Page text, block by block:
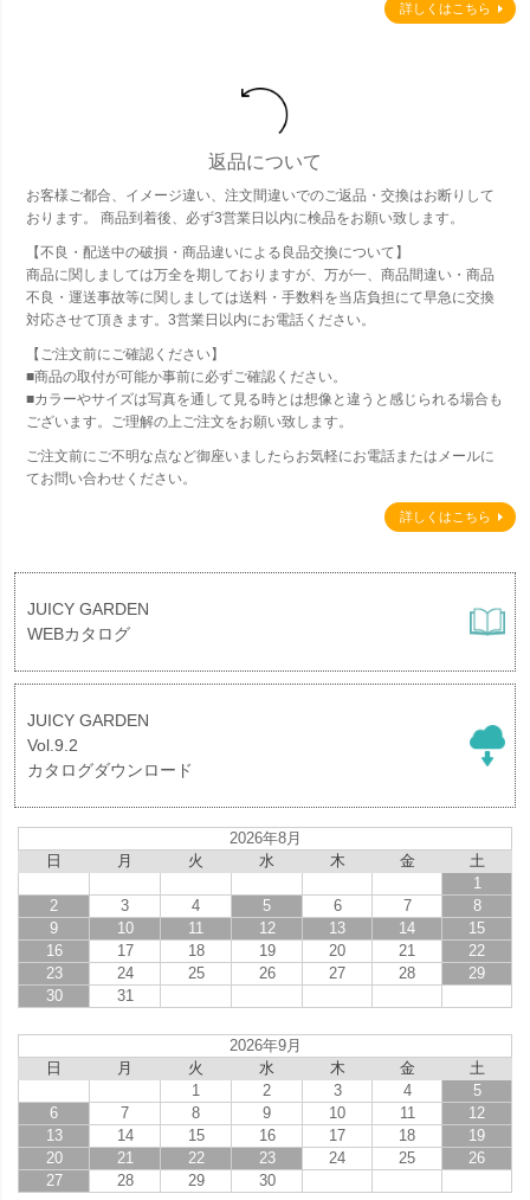
詳しくはこちら
返品について
お客様ご都合、イメージ違い、注文間違いでのご返品・交換はお断りして
おります。 商品到着後、必ず3営業日以内に検品をお願い致します。
【不良・配送中の破損・商品違いによる良品交換について】
商品に関しましては万全を期しておりますが、万が一、商品間違い・商品
不良・運送事故等に関しましては送料・手数料を当店負担にて早急に交換
対応させて頂きます。3営業日以内にお電話ください。
【ご注文前にご確認ください】
■商品の取付が可能か事前に必ずご確認ください。
■カラーやサイズは写真を通して見る時とは想像と違うと感じられる場合も
ございます。ご理解の上ご注文をお願い致します。
ご注文前にご不明な点など御座いましたらお気軽にお電話またはメールに
てお問い合わせください。
詳しくはこちら
JUICY GARDEN
WEBカタログ
JUICY GARDEN
Vol.9.2
カタログダウンロード
2026年8月
日
月 火 水 木 金
土
1
2
3 4 5 6 7
8
9
10 11 12 13 14
15
16
17 18 19 20 21
22
23
24 25 26 27 28
29
30
31
2026年9月
日
月 火 水 木 金
土
1
2 3 4
5
6
7 8 9 10 11
12
13
14 15 16 17 18
19
20
21 22 23 24 25
26
27
28 29 30